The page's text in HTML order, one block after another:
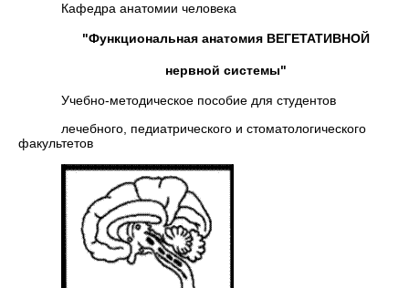
Кафедра анатомии человека
"Функциональная анатомия ВЕГЕТАТИВНОЙ
нервной системы"
Учебно-методическое пособие для студентов
лечебного, педиатрического и стоматологического
факультетов